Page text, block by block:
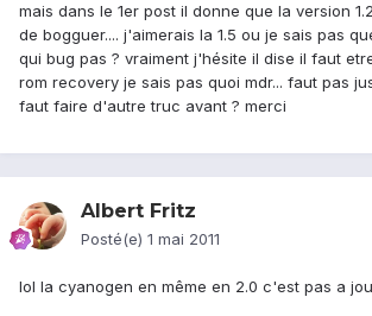
mais dans le 1er post il donne que la version
de bogguer.... j'aimerais la 1.5 ou je sais pas
qui bug pas ? vraiment j'hésite il dise il faut
rom recovery je sais pas quoi mdr... faut pas
faut faire d'autre truc avant ? merci
Albert Fritz
Posté(e) 1 mai 2011
lol la cyanogen en même en 2.0 c'est pas a